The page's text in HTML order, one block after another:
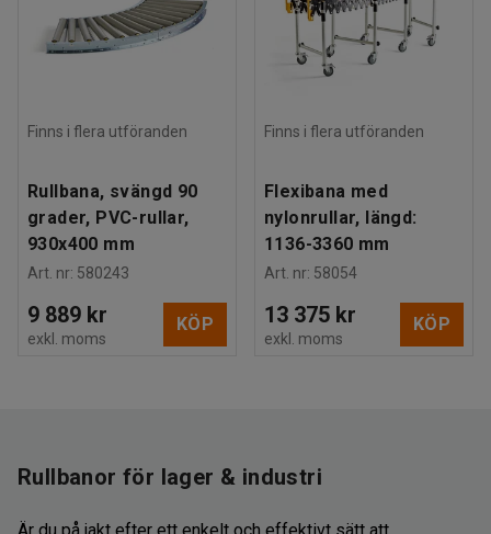
Finns i flera utföranden
Rullbana, svängd 90
grader, PVC-rullar,
930x400 mm
Art. nr: 580243
9 889 kr
exkl. moms
KÖP
Finns i flera utföranden
Flexibana med
nylonrullar, längd:
1136-3360 mm
Art. nr: 58054
13 375 kr
exkl. moms
KÖP
Rullbanor för lager & industri
Är du på jakt efter ett enkelt och effektivt sätt att